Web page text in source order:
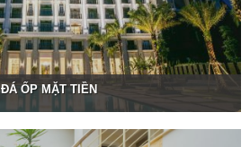
ĐÁ ỐP MẶT TIỀN